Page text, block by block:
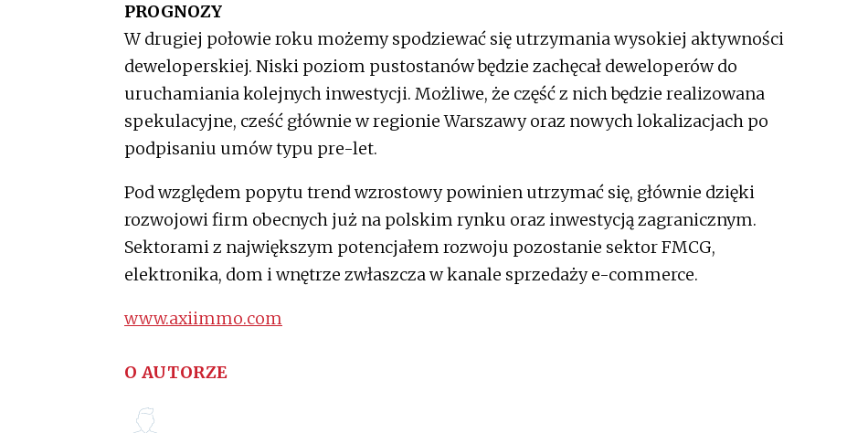
PROGNOZY
W drugiej połowie roku możemy spodziewać się utrzymania wysokiej aktywności
deweloperskiej. Niski poziom pustostanów będzie zachęcał deweloperów do
uruchamiania kolejnych inwestycji. Możliwe, że część z nich będzie realizowana
spekulacyjne, cześć głównie w regionie Warszawy oraz nowych lokalizacjach po
podpisaniu umów typu pre-let.
Pod względem popytu trend wzrostowy powinien utrzymać się, głównie dzięki
rozwojowi firm obecnych już na polskim rynku oraz inwestycją zagranicznym.
Sektorami z największym potencjałem rozwoju pozostanie sektor FMCG,
elektronika, dom i wnętrze zwłaszcza w kanale sprzedaży e-commerce.
www.axiimmo.com
O AUTORZE